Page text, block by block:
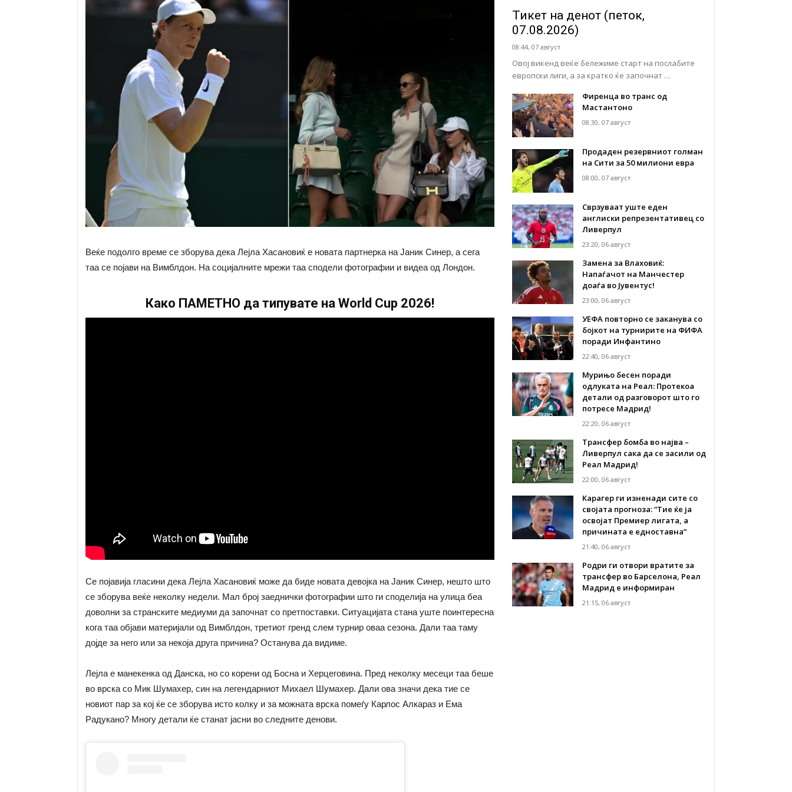
Веќе подолго време се зборува дека Лејла Хасановиќ е новата партнерка на Јаник Синер, а сега
таа се појави на Вимблдон. На социјалните мрежи таа сподели фотографии и видеа од Лондон.
Како ПАМЕТНО да типувате на World Cup 2026!
Се појавија гласини дека Лејла Хасановиќ може да биде новата девојка на Јаник Синер, нешто што
се зборува веќе неколку недели. Мал број заеднички фотографии што ги споделија на улица беа
доволни за странските медиуми да започнат со претпоставки. Ситуацијата стана уште поинтересна
кога таа објави материјали од Вимблдон, третиот гренд слем турнир оваа сезона. Дали таа таму
дојде за него или за некоја друга причина? Останува да видиме.
Лејла е манекенка од Данска, но со корени од Босна и Херцеговина. Пред неколку месеци таа беше
во врска со Мик Шумахер, син на легендарниот Михаел Шумахер. Дали ова значи дека тие се
новиот пар за кој ќе се зборува исто колку и за можната врска помеѓу Карлос Алкараз и Ема
Радукано? Многу детали ќе станат јасни во следните денови.
Тикет на денот (петок,
07.08.2026)
08:44, 07 август
Овој викенд веќе бележиме старт на послабите
европски лиги, а за кратко ќе започнат …
Фиренца во транс од
Мастантоно
08:30, 07 август
Продаден резервниот голман
на Сити за 50 милиони евра
08:00, 07 август
Сврзуваат уште еден
англиски репрезентативец со
Ливерпул
23:20, 06 август
Замена за Влаховиќ:
Напаѓачот на Манчестер
доаѓа во Јувентус!
23:00, 06 август
УЕФА повторно се заканува со
бојкот на турнирите на ФИФА
поради Инфантино
22:40, 06 август
Мурињо бесен поради
одлуката на Реал: Протекоа
детали од разговорот што го
потресе Мадрид!
22:20, 06 август
Трансфер бомба во најва –
Ливерпул сака да се засили од
Реал Мадрид!
22:00, 06 август
Карагер ги изненади сите со
својата прогноза: “Тие ќе ја
освојат Премиер лигата, а
причината е едноставна”
21:40, 06 август
Родри ги отвори вратите за
трансфер во Барселона, Реал
Мадрид е информиран
21:15, 06 август